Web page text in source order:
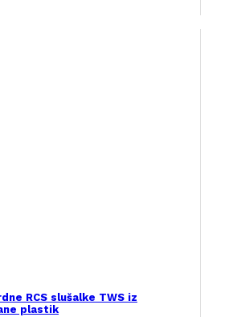
RCS ​slušalke TWS iz
plastik